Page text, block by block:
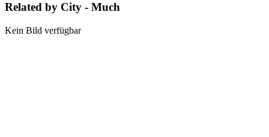
Related by City - Much
Kein Bild verfügbar